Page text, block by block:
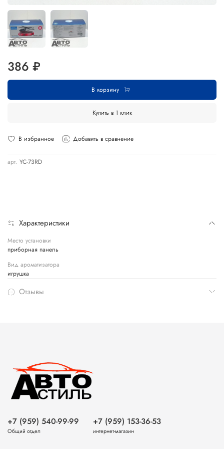
В избранное Добавить в сравнение
арт. YC-73RD
386 ₽
В корзину
Купить в 1 клик
Характеристики
Место установки
приборная панель
Вид ароматизатора
игрушка
Отзывы
+7 (959) 540-99-99
Общий отдел
+7 (959) 153-36-53
интернет-магазин